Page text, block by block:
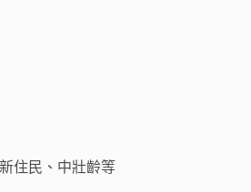
住民、中壯齡等